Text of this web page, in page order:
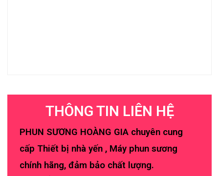
THÔNG TIN LIÊN HỆ
PHUN SƯƠNG HOÀNG GIA chuyên cung
cấp Thiết bị nhà yến , Máy phun sương
chính hãng, đảm bảo chất lượng.